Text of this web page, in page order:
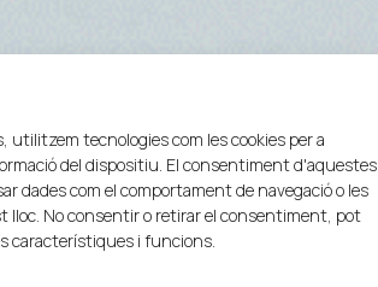
utilitzem tecnologies com les cookies per a
del dispositiu. El consentiment d'aquestes
dades com el comportament de navegació o les
lloc. No consentir o retirar el consentiment, pot
característiques i funcions.